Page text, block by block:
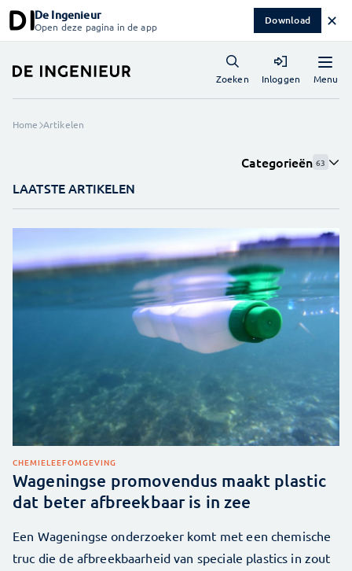
De Ingenieur
Open deze pagina in de app Download ✕
Menu
Zoeken Inloggen
Home Artikelen
Categorieën 63
LAATSTE ARTIKELEN
CHEMIELEEFOMGEVING
Wageningse promovendus maakt plastic
dat beter afbreekbaar is in zee
Een Wageningse onderzoeker komt met een chemische
truc die de afbreekbaarheid van speciale plastics in zout